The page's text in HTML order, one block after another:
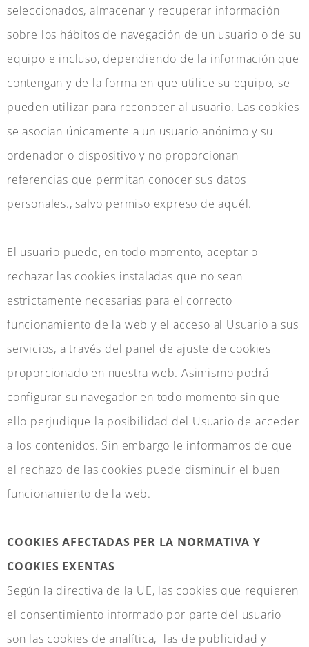
seleccionados, almacenar y recuperar información
sobre los hábitos de navegación de un usuario o de su
equipo e incluso, dependiendo de la información que
contengan y de la forma en que utilice su equipo, se
pueden utilizar para reconocer al usuario. Las cookies
se asocian únicamente a un usuario anónimo y su
ordenador o dispositivo y no proporcionan
referencias que permitan conocer sus datos
personales., salvo permiso expreso de aquél.
El usuario puede, en todo momento, aceptar o
rechazar las cookies instaladas que no sean
estrictamente necesarias para el correcto
funcionamiento de la web y el acceso al Usuario a sus
servicios, a través del panel de ajuste de cookies
proporcionado en nuestra web. Asimismo podrá
configurar su navegador en todo momento sin que
ello perjudique la posibilidad del Usuario de acceder
a los contenidos. Sin embargo le informamos de que
el rechazo de las cookies puede disminuir el buen
funcionamiento de la web.
COOKIES AFECTADAS PER LA NORMATIVA Y
COOKIES EXENTAS
Según la directiva de la UE, las cookies que requieren
el consentimiento informado por parte del usuario
son las cookies de analítica, las de publicidad y